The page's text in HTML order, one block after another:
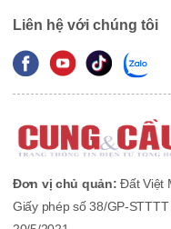
Liên hệ với chúng tôi
Đơn vị chủ quản: Đất Việt
Giấy phép số 38/GP-